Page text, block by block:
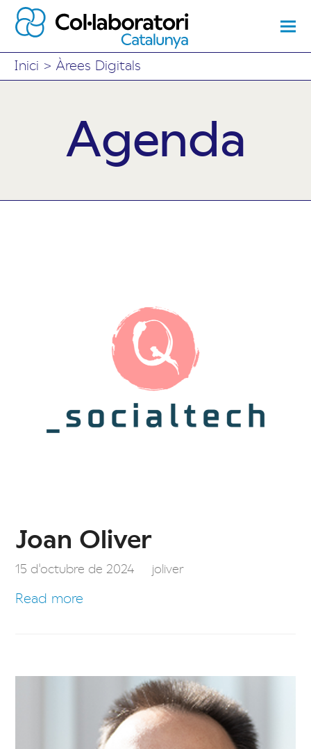
Inici > Àrees Digitals
Agenda
Joan Oliver
15 d'octubre de 2024 joliver
Read more